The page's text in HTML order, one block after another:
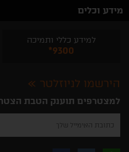
מידע וכלים
למידע כללי ותמיכה
*9300
הירשמו לניוזלטר
למצטרפים תוענק הטבת
להזין